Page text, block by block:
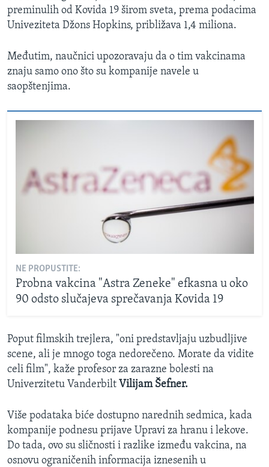
preminulih od Kovida 19 širom sveta, prema podacima
Univeziteta Džons Hopkins, približava 1,4 miliona.
Međutim, naučnici upozoravaju da o tim vakcinama
znaju samo ono što su kompanije navele u
saopštenjima.
NE PROPUSTITE:
Probna vakcina "Astra Zeneke" efkasna u oko
90 odsto slučajeva sprečavanja Kovida 19
Poput filmskih trejlera, "oni predstavljaju uzbudljive
scene, ali je mnogo toga nedorečeno. Morate da vidite
celi film", kaže profesor za zarazne bolesti na
Univerzitetu Vanderbilt Vilijam Šefner.
Više podataka biće dostupno narednih sedmica, kada
kompanije podnesu prijave Upravi za hranu i lekove.
Do tada, ovo su sličnosti i razlike između vakcina, na
osnovu ograničenih informacija iznesenih u